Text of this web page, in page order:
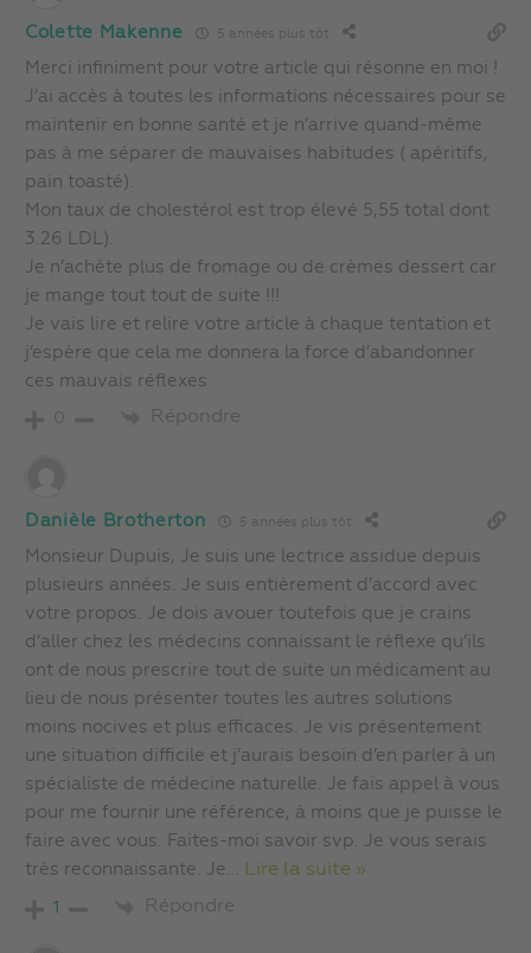
Colette Makenne 5 années plus tôt
Merci infiniment pour votre article qui résonne en moi !
J’ai accès à toutes les informations nécessaires pour se
maintenir en bonne santé et je n’arrive quand-même
pas à me séparer de mauvaises habitudes ( apéritifs,
pain toasté).
Mon taux de cholestérol est trop élevé 5,55 total dont
3.26 LDL).
Je n’achète plus de fromage ou de crèmes dessert car
je mange tout tout de suite !!!
Je vais lire et relire votre article à chaque tentation et
j’espère que cela me donnera la force d’abandonner
ces mauvais réflexes
0 Répondre
Danièle Brotherton 5 années plus tôt
Monsieur Dupuis, Je suis une lectrice assidue depuis
plusieurs années. Je suis entièrement d’accord avec
votre propos. Je dois avouer toutefois que je crains
d’aller chez les médecins connaissant le réflexe qu’ils
ont de nous prescrire tout de suite un médicament au
lieu de nous présenter toutes les autres solutions
moins nocives et plus efficaces. Je vis présentement
une situation difficile et j’aurais besoin d’en parler à un
spécialiste de médecine naturelle. Je fais appel à vous
pour me fournir une référence, à moins que je puisse le
faire avec vous. Faites-moi savoir svp. Je vous serais
très reconnaissante. Je… Lire la suite »
1 Répondre